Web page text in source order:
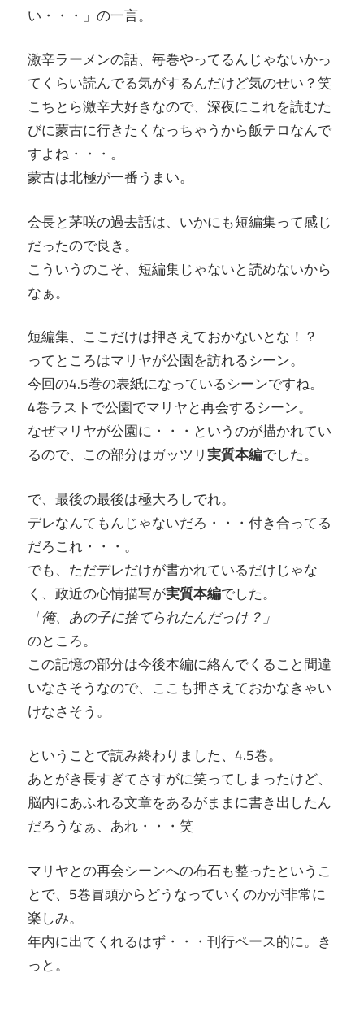
い・・・」の一言。
激辛ラーメンの話、毎巻やってるんじゃないかっ
てくらい読んでる気がするんだけど気のせい？笑
こちとら激辛大好きなので、深夜にこれを読むた
びに蒙古に行きたくなっちゃうから飯テロなんで
すよね・・・。
蒙古は北極が一番うまい。
会長と茅咲の過去話は、いかにも短編集って感じ
だったので良き。
こういうのこそ、短編集じゃないと読めないから
なぁ。
短編集、ここだけは押さえておかないとな！？
ってところはマリヤが公園を訪れるシーン。
今回の4.5巻の表紙になっているシーンですね。
4巻ラストで公園でマリヤと再会するシーン。
なぜマリヤが公園に・・・というのが描かれてい
るので、この部分はガッツリ実質本編でした。
で、最後の最後は極大ろしでれ。
デレなんてもんじゃないだろ・・・付き合ってる
だろこれ・・・。
でも、ただデレだけが書かれているだけじゃな
く、政近の心情描写が実質本編でした。
「俺、あの子に捨てられたんだっけ？」
のところ。
この記憶の部分は今後本編に絡んでくること間違
いなさそうなので、ここも押さえておかなきゃい
けなさそう。
ということで読み終わりました、4.5巻。
あとがき長すぎてさすがに笑ってしまったけど、
脳内にあふれる文章をあるがままに書き出したん
だろうなぁ、あれ・・・笑
マリヤとの再会シーンへの布石も整ったというこ
とで、5巻冒頭からどうなっていくのかが非常に
楽しみ。
年内に出てくれるはず・・・刊行ペース的に。き
っと。